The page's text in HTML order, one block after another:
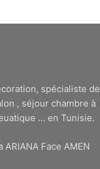
spécialiste de
, séjour chambre à
... en Tunisie.
Face AMEN